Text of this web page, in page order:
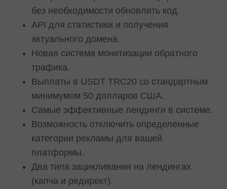
без необходимости обновлять код.
API для статистики и получения
актуального домена.
Новая система монетизации обратного
трафика.
Выплаты в USDT TRC20 со стандартным
минимумом 50 долларов США.
Самые эффективные лендинги в системе.
Возможность отключить определенные
категории рекламы для вашей
платформы.
Два типа зацикливания на лендингах
(капча и редирект).